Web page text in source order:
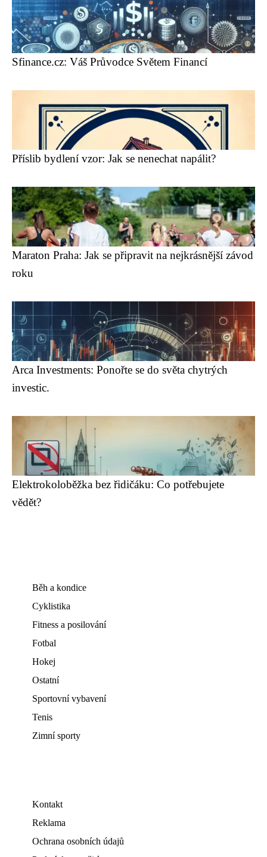
Sfinance.cz: Váš Průvodce Světem Financí
Příslib bydlení vzor: Jak se nenechat napálit?
Maraton Praha: Jak se připravit na nejkrásnější závod
roku
Arca Investments: Ponořte se do světa chytrých
investic.
Elektrokoloběžka bez řidičáku: Co potřebujete
vědět?
Běh a kondice
Cyklistika
Fitness a posilování
Fotbal
Hokej
Ostatní
Sportovní vybavení
Tenis
Zimní sporty
Kontakt
Reklama
Ochrana osobních údajů